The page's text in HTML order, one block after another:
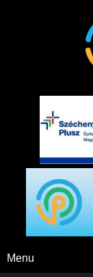
Paks FM
Menu